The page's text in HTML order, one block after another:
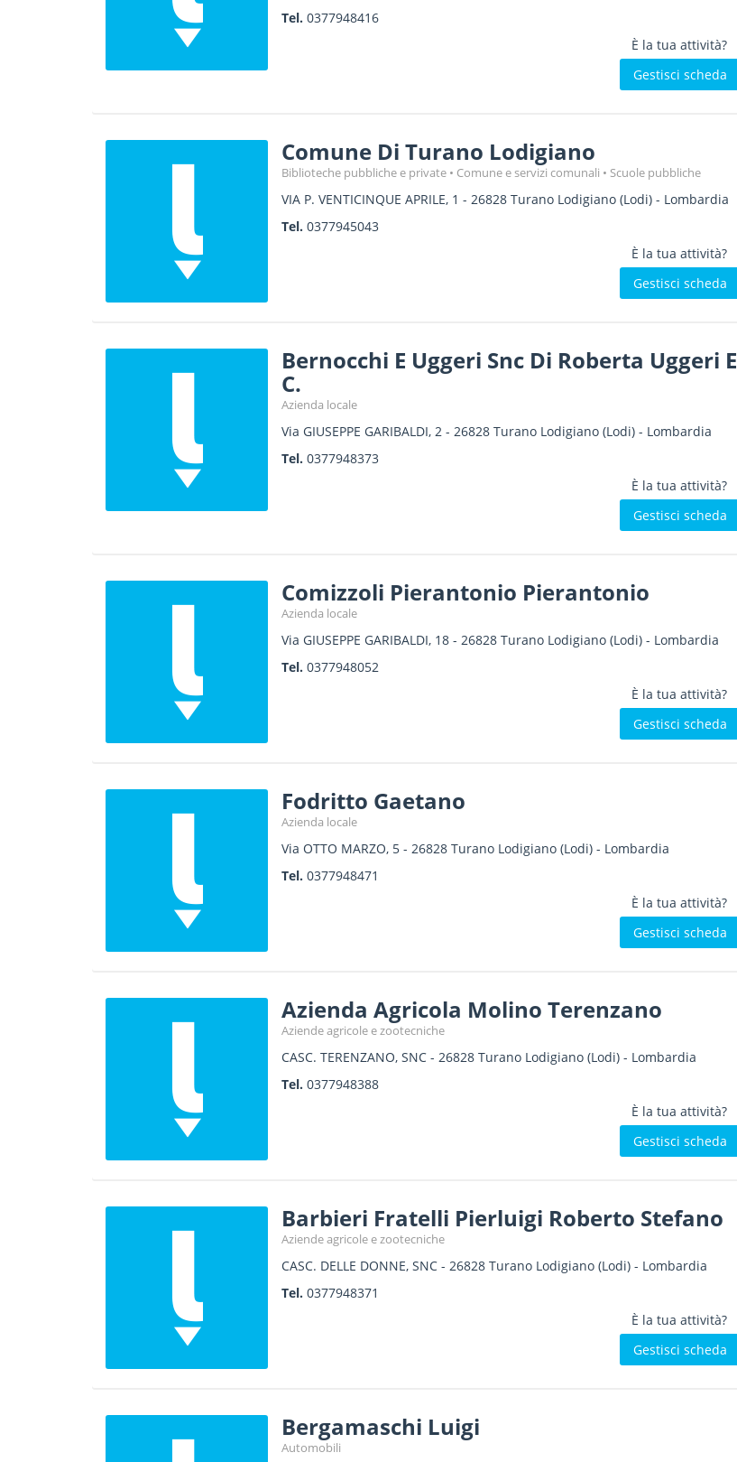
Tel. 0377948416
È la tua attività?
Gestisci scheda
Comune Di Turano Lodigiano
Biblioteche pubbliche e private Comune e servizi comunali Scuole pubbliche
VIA P. VENTICINQUE APRILE, 1 - 26828 Turano Lodigiano(Lodi) - Lombardia
Tel. 0377945043
È la tua attività?
Gestisci scheda
Bernocchi E Uggeri Snc Di Roberta Uggeri E
C.
Azienda locale
Via GIUSEPPE GARIBALDI, 2- 26828 Turano Lodigiano(Lodi) - Lombardia
Tel. 0377948373
È la tua attività?
Gestisci scheda
Comizzoli Pierantonio Pierantonio
Azienda locale
Via GIUSEPPE GARIBALDI, 18- 26828 Turano Lodigiano(Lodi) - Lombardia
Tel. 0377948052
È la tua attività?
Gestisci scheda
Fodritto Gaetano
Azienda locale
Via OTTO MARZO, 5- 26828 Turano Lodigiano(Lodi) - Lombardia
Tel. 0377948471
È la tua attività?
Gestisci scheda
Azienda Agricola Molino Terenzano
Aziende agricole e zootecniche
CASC. TERENZANO, SNC- 26828 Turano Lodigiano(Lodi) - Lombardia
Tel. 0377948388
È la tua attività?
Gestisci scheda
Barbieri Fratelli Pierluigi Roberto Stefano
Aziende agricole e zootecniche
CASC. DELLE DONNE, SNC- 26828 Turano Lodigiano(Lodi) - Lombardia
Tel. 0377948371
È la tua attività?
Gestisci scheda
Bergamaschi Luigi
Automobili